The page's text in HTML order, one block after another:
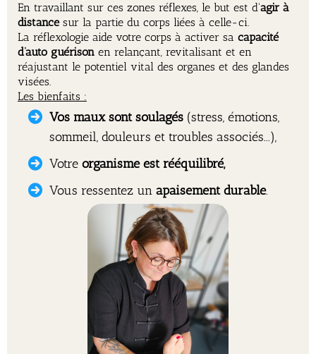
En travaillant sur ces zones réflexes, le but est d'agir à
distancesur la partie du corps liées à celle-ci.
La réflexologie aide votre corps à activer sa capacité
d’auto guérison en relançant, revitalisant et en
réajustant le potentiel vital des organes et des glandes
visées.
Les bienfaits :
Vos maux sont soulagés (stress, émotions,
sommeil, douleurs et troubles associés...),
Votre organisme est rééquilibré,
Vous ressentez un apaisement durable.